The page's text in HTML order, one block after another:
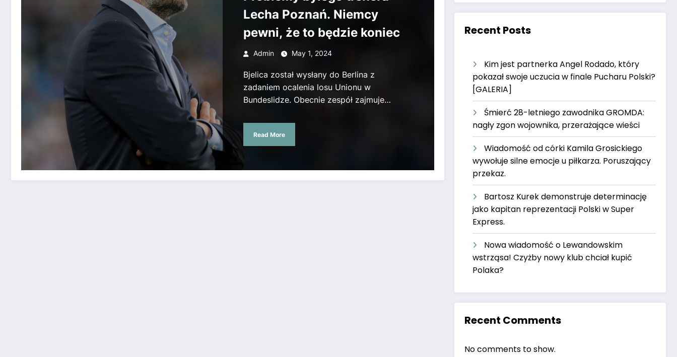
Lecha Poznań. Niemcy
pewni, że to będzie koniec
Admin May 1, 2024
Bjelica został wysłany do Berlina z
zadaniem ocalenia losu Unionu w
Bundeslidze. Obecnie zespół zajmuje…
Read More
Recent Posts
Kim jest partnerka Angel Rodado, który
pokazał swoje uczucia w finale Pucharu Polski?
[GALERIA]
Śmierć 28-letniego zawodnika GROMDA:
nagły zgon wojownika, przerażające wieści
Wiadomość od córki Kamila Grosickiego
wywołuje silne emocje u piłkarza. Poruszający
przekaz.
Bartosz Kurek demonstruje determinację
jako kapitan reprezentacji Polski w Super
Express.
Nowa wiadomość o Lewandowskim
wstrząsa! Czyżby nowy klub chciał kupić
Polaka?
Recent Comments
No comments to show.